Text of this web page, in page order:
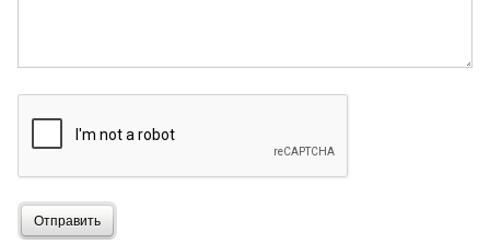
Отправить